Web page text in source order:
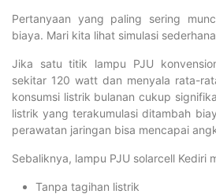
Pertanyaan yang paling sering
biaya. Mari kita lihat simulasi
Jika satu titik lampu PJU
sekitar 120 watt dan menyala rata-
konsumsi listrik bulanan cukup
listrik yang terakumulasi ditambah
perawatan jaringan bisa mencapai
Sebaliknya, lampu PJU solarcell Kediri
Tanpa tagihan listrik